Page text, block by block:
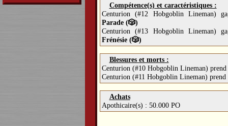
Compétence(s) et caractéristiques :
Centurion (#12 Hobgoblin Lineman)
Parade (🎲)
Centurion (#13 Hobgoblin Lineman)
Frénésie (🎲)
Blessures et morts :
Centurion (#10 Hobgoblin Lineman)
Centurion (#11 Hobgoblin Lineman)
Achats
Apothicaire(s) : 50.000 PO